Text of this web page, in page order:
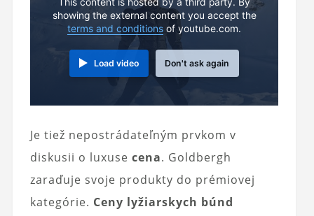
showing the external content you accept the
terms and conditions of youtube.com.
Load video Don't ask again
Je tiež nepostrádateľným prvkom v
diskusii o luxuse cena. Goldbergh
zaraďuje svoje produkty do prémiovej
kategórie. Ceny lyžiarskych búnd